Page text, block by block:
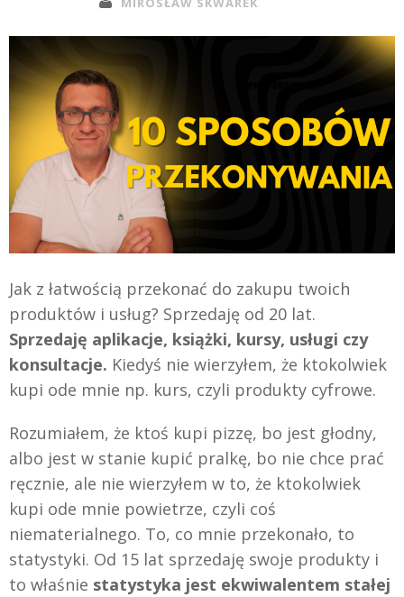
Jak z łatwością przekonać do zakupu twoich
produktów i usług? Sprzedaję od 20 lat.
Sprzedaję aplikacje, książki, kursy, usługi czy
konsultacje. Kiedyś nie wierzyłem, że ktokolwiek
kupi ode mnie np. kurs, czyli produkty cyfrowe.
Rozumiałem, że ktoś kupi pizzę, bo jest głodny,
albo jest w stanie kupić pralkę, bo nie chce prać
ręcznie, ale nie wierzyłem w to, że ktokolwiek
kupi ode mnie powietrze, czyli coś
niematerialnego. To, co mnie przekonało, to
statystyki. Od 15 lat sprzedaję swoje produkty i
to właśnie statystyka jest ekwiwalentem stałej